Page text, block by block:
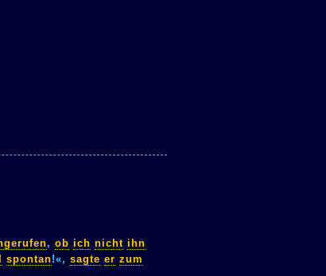
, ob ich nicht ihn
spontan!«, sagte er zum